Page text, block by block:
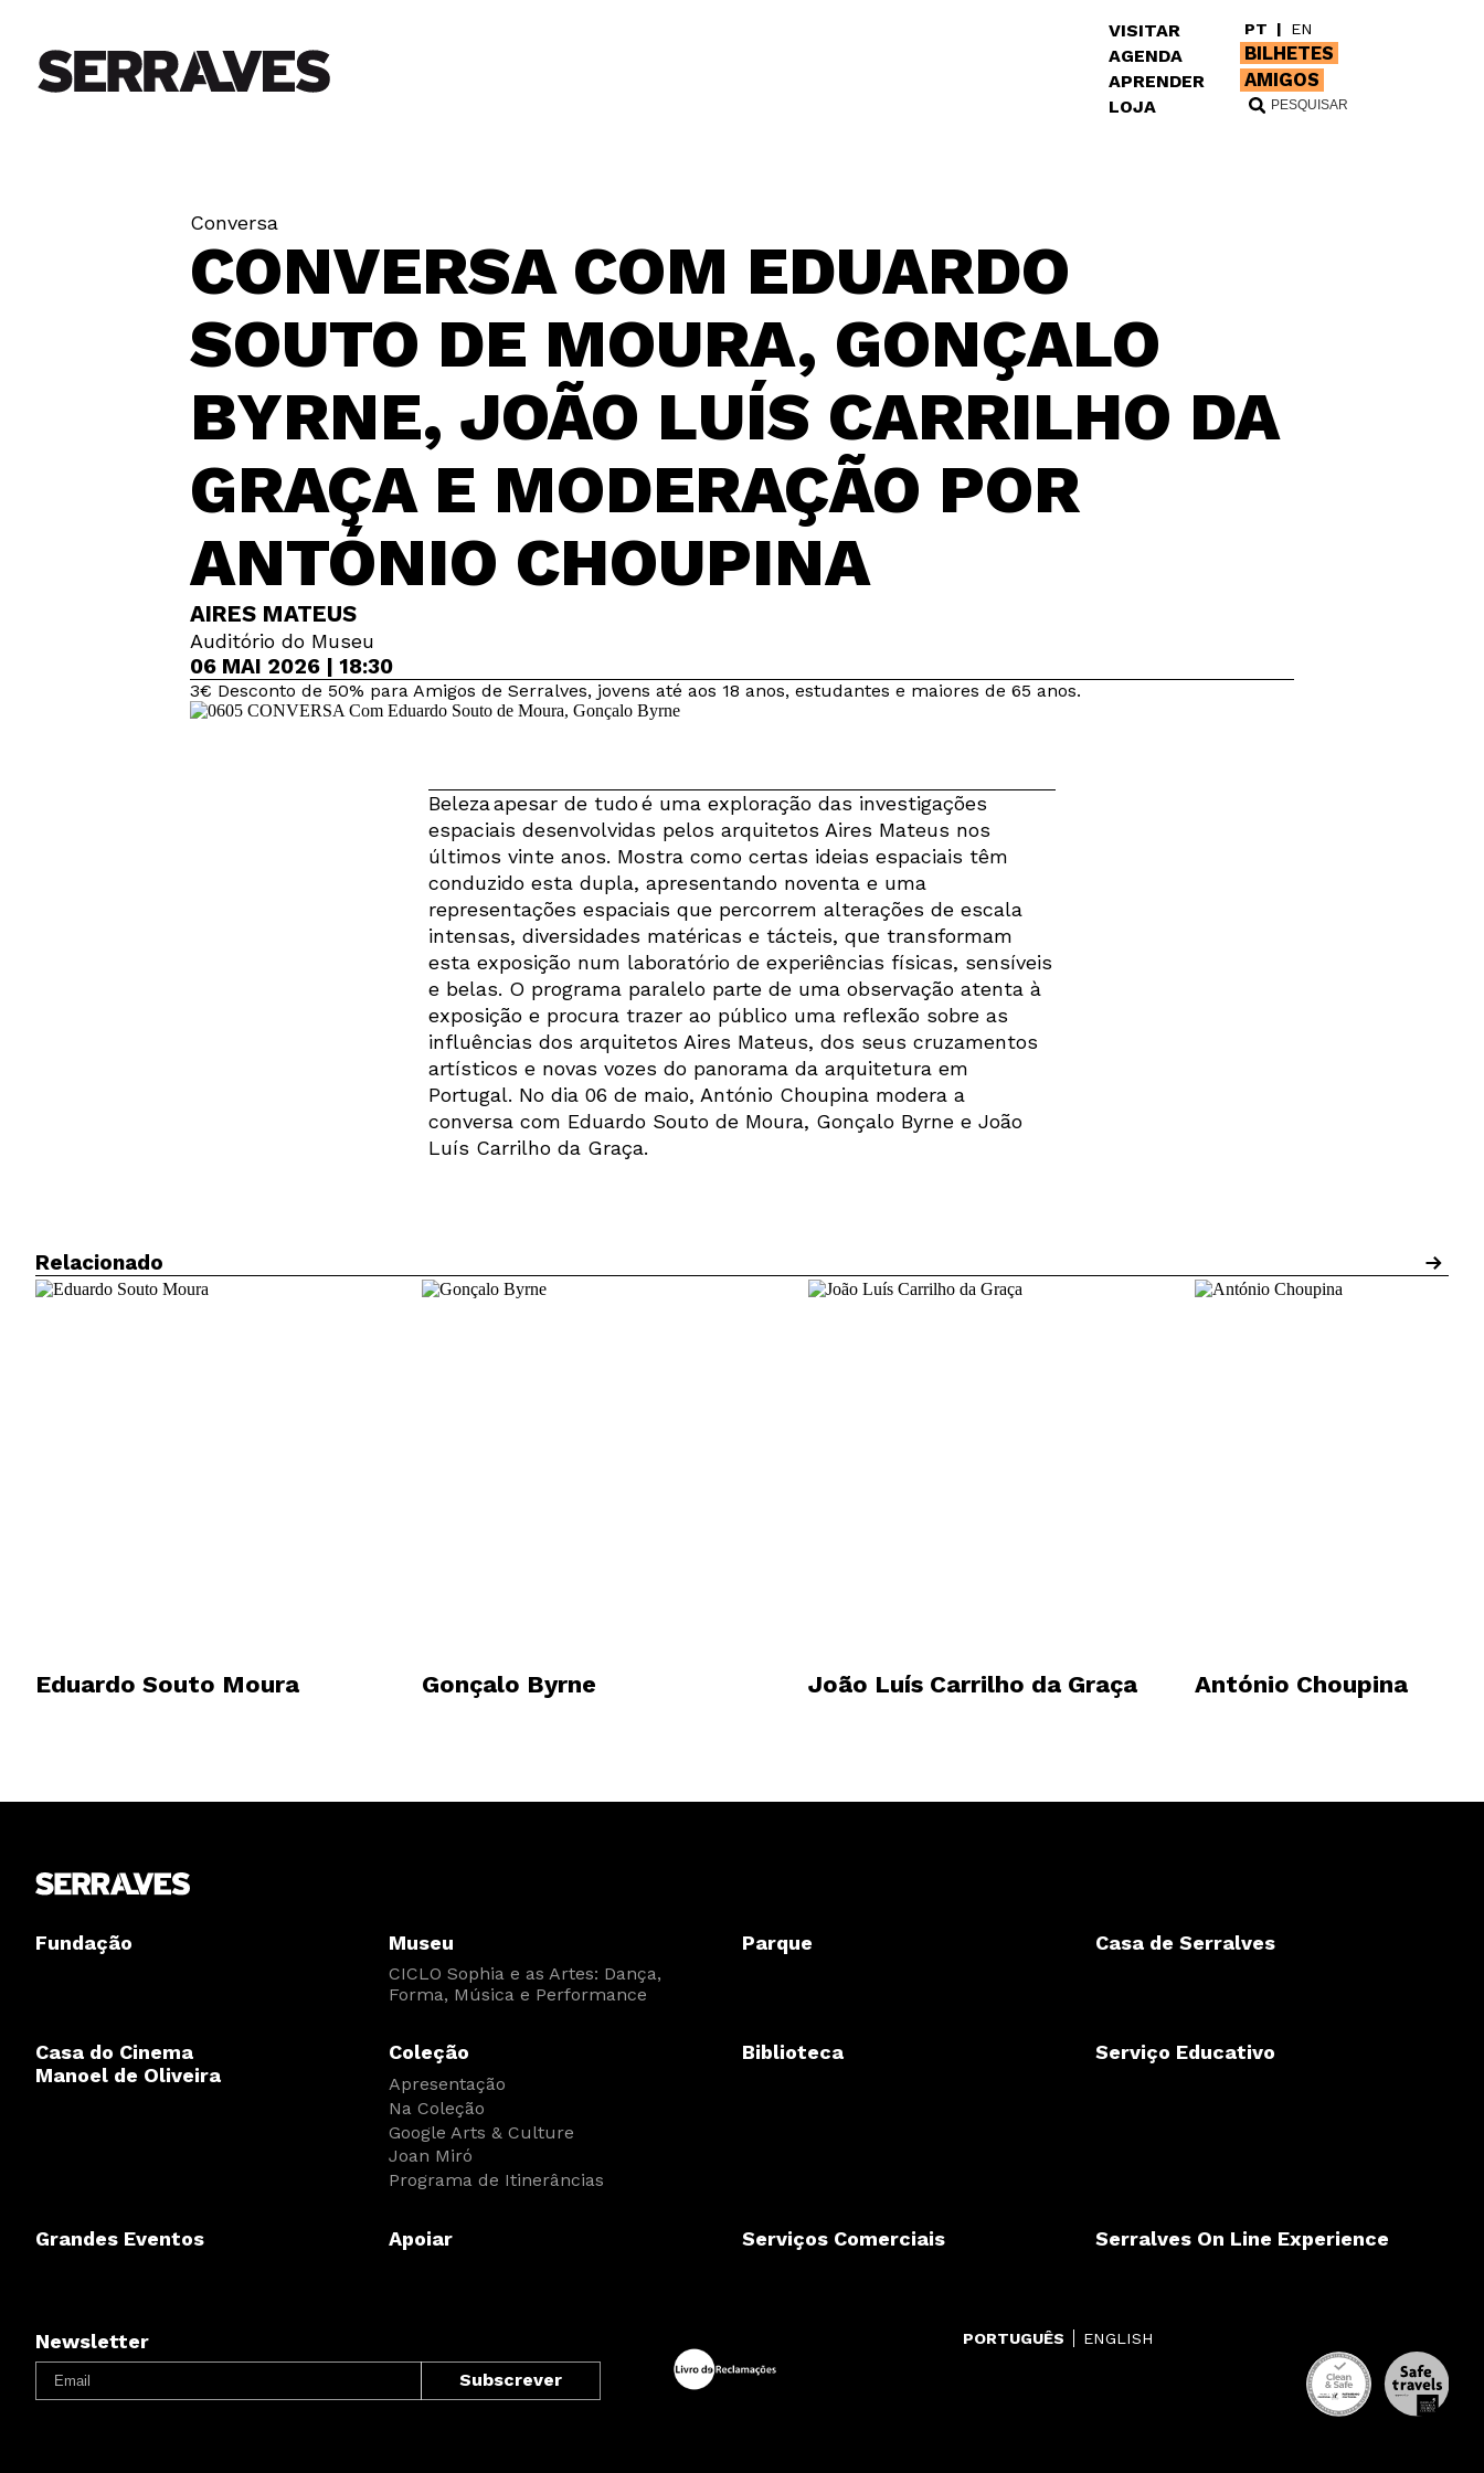
VISITAR
AGENDA
APRENDER
LOJA
PT | EN
BILHETES
AMIGOS
Conversa
CONVERSA COM EDUARDO
SOUTO DE MOURA, GONÇALO
BYRNE, JOÃO LUÍS CARRILHO DA
GRAÇA E MODERAÇÃO POR
ANTÓNIO CHOUPINA
AIRES MATEUS
Auditório do Museu
06 MAI 2026 | 18:30
3€ Desconto de 50% para Amigos de Serralves, jovens até aos 18 anos, estudantes e maiores de 65 anos.
Beleza apesar de tudo é uma exploração das investigações
espaciais desenvolvidas pelos arquitetos Aires Mateus nos
últimos vinte anos. Mostra como certas ideias espaciais têm
conduzido esta dupla, apresentando noventa e uma
representações espaciais que percorrem alterações de escala
intensas, diversidades matéricas e tácteis, que transformam
esta exposição num laboratório de experiências físicas, sensíveis
e belas. O programa paralelo parte de uma observação atenta à
exposição e procura trazer ao público uma reflexão sobre as
influências dos arquitetos Aires Mateus, dos seus cruzamentos
artísticos e novas vozes do panorama da arquitetura em
Portugal. No dia 06 de maio, António Choupina modera a
conversa com Eduardo Souto de Moura, Gonçalo Byrne e João
Luís Carrilho da Graça.
Relacionado
Eduardo Souto Moura Gonçalo Byrne João Luís Carrilho da Graça António Choupina
Fundação Museu
CICLO Sophia e as Artes: Dança,
Forma, Música e Performance
Parque Casa de Serralves
Casa do Cinema
Manoel de Oliveira
Coleção
Apresentação
Na Coleção
Google Arts & Culture
Joan Miró
Programa de Itinerâncias
Biblioteca Serviço Educativo
Grandes Eventos Apoiar Serviços Comerciais Serralves On Line Experience
Newsletter PORTUGUÊS ENGLISH